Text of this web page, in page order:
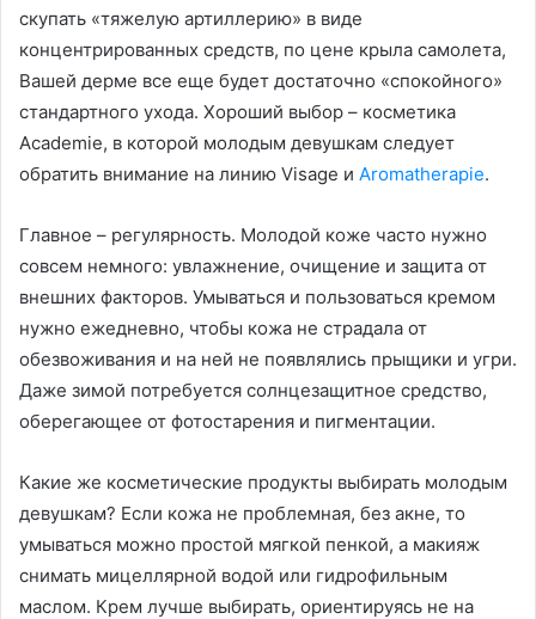
скупать «тяжелую артиллерию» в виде
концентрированных средств, по цене крыла самолета,
Вашей дерме все еще будет достаточно «спокойного»
стандартного ухода. Хороший выбор – косметика
Academie, в которой молодым девушкам следует
обратить внимание на линию Visage и Aromatherapie.
Главное – регулярность. Молодой коже часто нужно
совсем немного: увлажнение, очищение и защита от
внешних факторов. Умываться и пользоваться кремом
нужно ежедневно, чтобы кожа не страдала от
обезвоживания и на ней не появлялись прыщики и угри.
Даже зимой потребуется солнцезащитное средство,
оберегающее от фотостарения и пигментации.
Какие же косметические продукты выбирать молодым
девушкам? Если кожа не проблемная, без акне, то
умываться можно простой мягкой пенкой, а макияж
снимать мицеллярной водой или гидрофильным
маслом. Крем лучше выбирать, ориентируясь не на